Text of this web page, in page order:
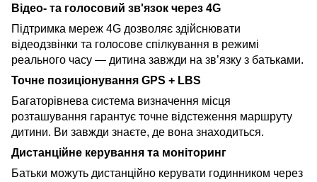
Відео- та голосовий зв'язок через 4G
Підтримка мереж 4G дозволяє здійснювати
відеодзвінки та голосове спілкування в режимі
реального часу — дитина завжди на зв’язку з батьками.
Точне позиціонування GPS + LBS
Багаторівнева система визначення місця
розташування гарантує точне відстеження маршруту
дитини. Ви завжди знаєте, де вона знаходиться.
Дистанційне керування та моніторинг
Батьки можуть дистанційно керувати годинником через